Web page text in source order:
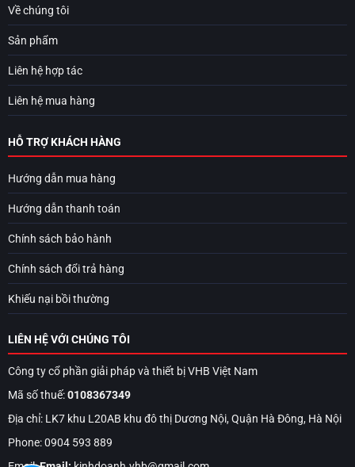
Về chúng tôi
Sản phẩm
Liên hệ hợp tác
Liên hệ mua hàng
HỖ TRỢ KHÁCH HÀNG
Hướng dẫn mua hàng
Hướng dẫn thanh toán
Chính sách bảo hành
Chính sách đổi trả hàng
Khiếu nại bồi thường
LIÊN HỆ VỚI CHÚNG TÔI
Công ty cổ phần giải pháp và thiết bị VHB Việt Nam
Mã số thuế:0108367349
Địa chỉ: LK7 khu L20AB khu đô thị Dương Nội, Quận Hà Đông, Hà Nội
Phone: 0904 593 889